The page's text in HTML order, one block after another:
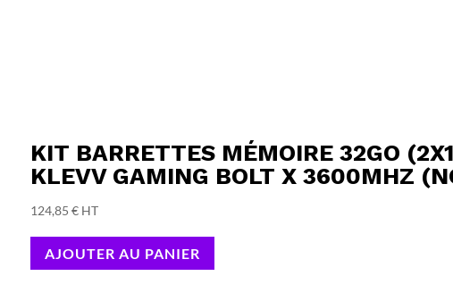
KIT BARRETTES MÉMOIRE 32GO
KLEVV GAMING BOLT X 3600MHZ
124,85 € HT
AJOUTER AU PANIER